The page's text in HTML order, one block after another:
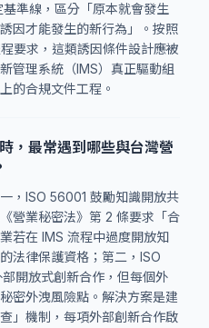
準線，區分「原本就會發生
因才能發生的新行為」。按照
要求，這類誘因條件設計應被
管理系統（IMS）真正驅動組
的合規文件工程。
，最常遇到哪些與台灣營
，ISO 56001 鼓勵知識開放共
營業秘密法》第 2 條要求「合
若在 IMS 流程中過度開放知
法律保護資格；第二，ISO
開放式創新合作，但每個外
密外洩風險點。解決方案是建
」機制，每項外部創新合作啟